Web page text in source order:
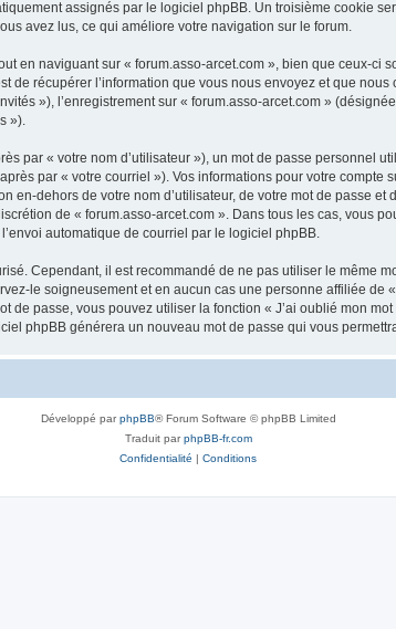
assignés par le logiciel phpBB. Un troisième cookie
avez lus, ce qui améliore votre navigation sur le forum.
en naviguant sur « forum.asso-arcet.com », bien que ceux-ci
récupérer l’information que vous nous envoyez et que
»), l’enregistrement sur « forum.asso-arcet.com »
»).
par « votre nom d’utilisateur »), un mot de passe personnel
par « votre courriel »). Vos informations pour votre compte
dehors de votre nom d’utilisateur, de votre mot de passe
de « forum.asso-arcet.com ». Dans tous les cas, vous
automatique de courriel par le logiciel phpBB.
Cependant, il est recommandé de ne pas utiliser le même
le soigneusement et en aucun cas une personne affiliée de
de passe, vous pouvez utiliser la fonction « J’ai oublié mon
phpBB générera un nouveau mot de passe qui vous
Développé parphpBB® Forum Software © phpBB Limited
Traduit parphpBB-fr.com
Confidentialité | Conditions